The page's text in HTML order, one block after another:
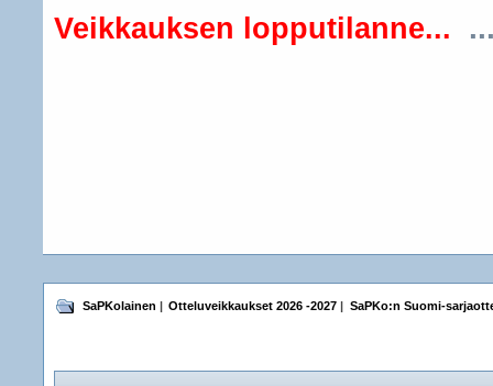
Veikkauksen lopputilanne...
SaPKolainen | Otteluveikkaukset 2026 -2027 | SaPKo:n Suomi-